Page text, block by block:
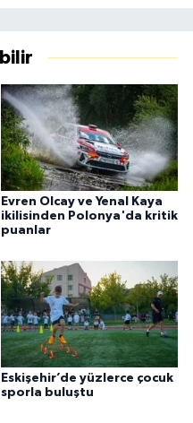
Evren Olcay ve Yenal Kaya
ikilisinden Polonya'da kritik
puanlar
Eskişehir’de yüzlerce çocuk
sporla buluştu